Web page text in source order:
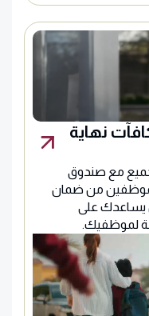
نهاية
مع صندوق
من ضمان
يساعدك على
لموظفيك.